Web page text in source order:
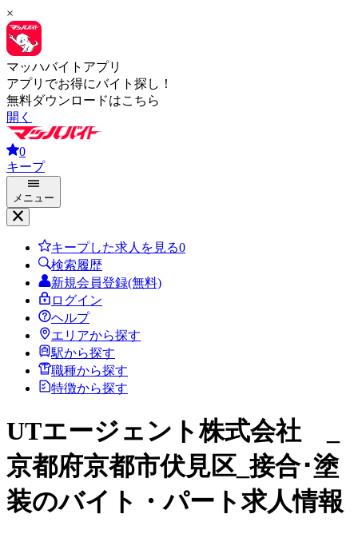
×
マッハバイトアプリ
アプリでお得にバイト探し！
無料ダウンロードはこちら
開く
0
キープ
メニュー
キープした求人を見る0
検索履歴
新規会員登録(無料)
ログイン
ヘルプ
エリアから探す
駅から探す
職種から探す
特徴から探す
UTエージェント株式会社 _
京都府京都市伏見区_接合･塗
装のバイト・パート求人情報